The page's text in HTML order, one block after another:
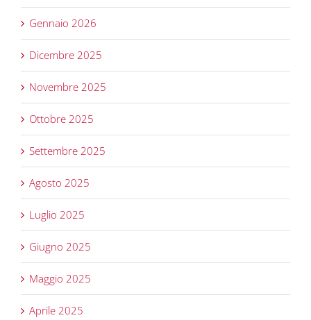
Gennaio 2026
Dicembre 2025
Novembre 2025
Ottobre 2025
Settembre 2025
Agosto 2025
Luglio 2025
Giugno 2025
Maggio 2025
Aprile 2025